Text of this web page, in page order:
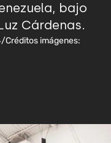
bajo
Cárdenas.
/Créditos imágenes: